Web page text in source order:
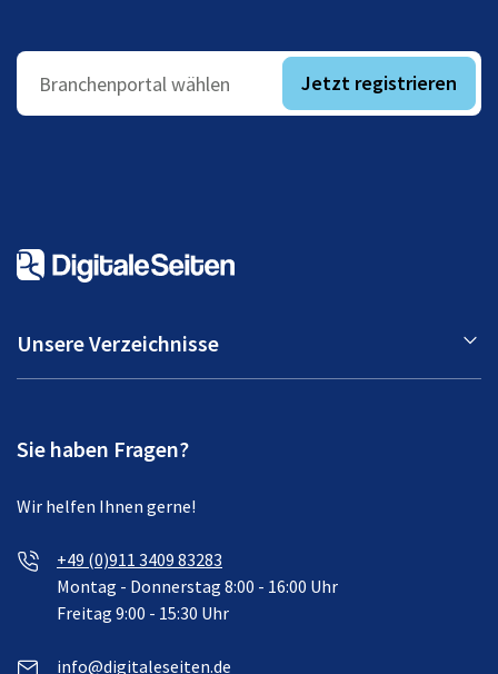
Branchenportal wählen Jetzt registrieren
Unsere Verzeichnisse
Sie haben Fragen?
Wir helfen Ihnen gerne!
+49 (0)911 3409 83283
Montag - Donnerstag 8:00 - 16:00 Uhr
Freitag 9:00 - 15:30 Uhr
info@digitaleseiten.de